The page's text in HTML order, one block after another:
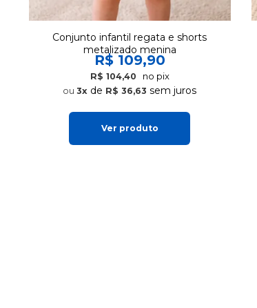
Conjunto infantil regata e shorts
metalizado menina
R$ 109,90
R$ 104,40 no pix
3x de R$ 36,63 sem juros
Ver produto